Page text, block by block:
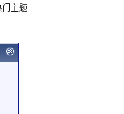
门主题